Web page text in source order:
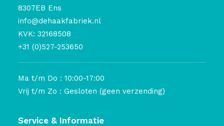
8307EB Ens
info@dehaakfabriek.nl
KVK: 32168508
+31 (0)527-253650
Ma t/m Do : 10:00-17:00
Vrij t/m Zo : Gesloten (geen verzending)
Service & Informatie